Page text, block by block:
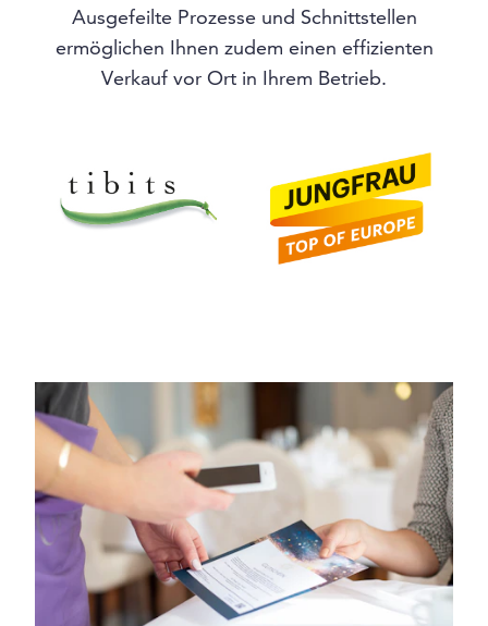
Ausgefeilte Prozesse und Schnittstellen
ermöglichen Ihnen zudem einen effizienten
Verkauf vor Ort in Ihrem Betrieb.